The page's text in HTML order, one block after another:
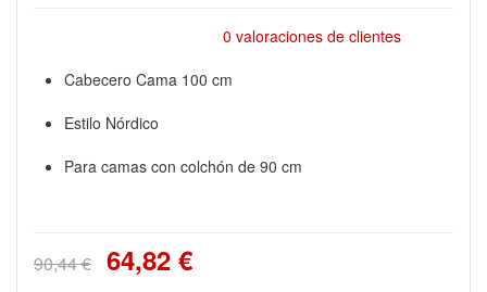
0 valoraciones de clientes
Cabecero Cama 100 cm
Estilo Nórdico
Para camas con colchón de 90 cm
90,44 € 64,82 €